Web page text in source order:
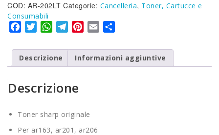
250
Cartuccia
laser
quantità
COD: AR-202LT Categorie: Cancelleria, Toner, Cartucce e
Consumabili
Facebook
TwitterWhatsApp
Telegram
Pinterest
Email
Descrizione Informazioni aggiuntive
Descrizione
Toner sharp originale
Per ar163, ar201, ar206